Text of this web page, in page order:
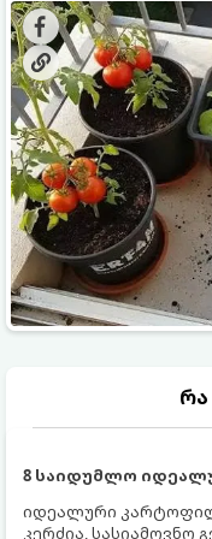
ბოსტნეულს
და როგორ მოუაროთ
8 საიდუმლო
იდეალური
კერძია, სასიამოვნო